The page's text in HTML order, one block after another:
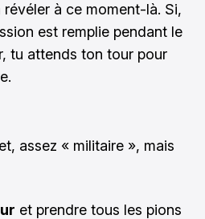
révéler à ce moment-là. Si,
est remplie pendant le
tu attends ton tour pour
assez « militaire », mais
et prendre tous les pions